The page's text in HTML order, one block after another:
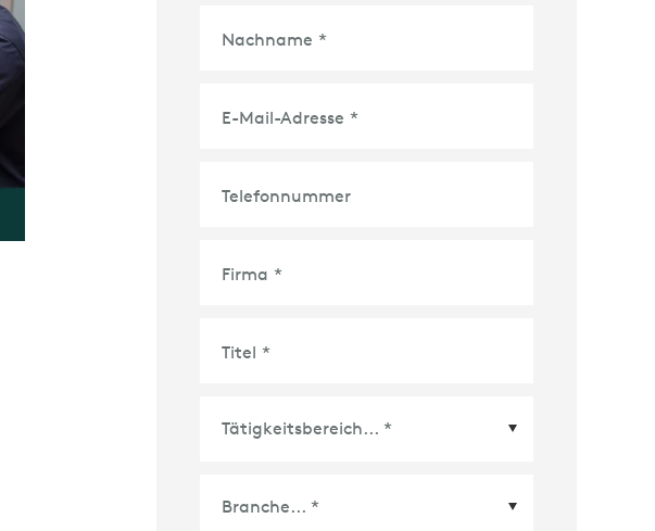
Nachname *
E-Mail-Adresse *
Telefonnummer
Firma *
Titel *